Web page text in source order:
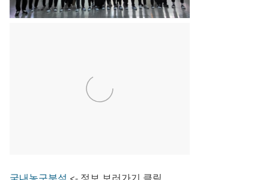
국내농구분석 <- 정보 보러가기 클릭